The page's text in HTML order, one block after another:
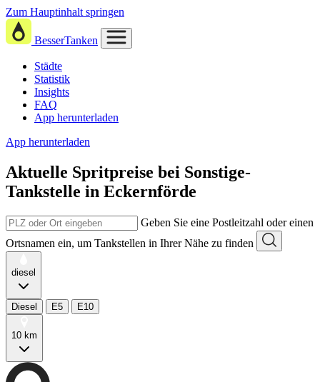
Zum Hauptinhalt springen
BesserTanken
Städte
Statistik
Insights
FAQ
App herunterladen
App herunterladen
Aktuelle Spritpreise bei Sonstige-
Tankstelle in Eckernförde
Geben Sie eine Postleitzahl oder einen
Ortsnamen ein, um Tankstellen in Ihrer Nähe zu finden
diesel
Diesel E5 E10
10 km